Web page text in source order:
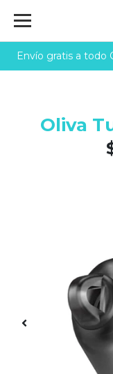
Envío gratis a todo
Oliva